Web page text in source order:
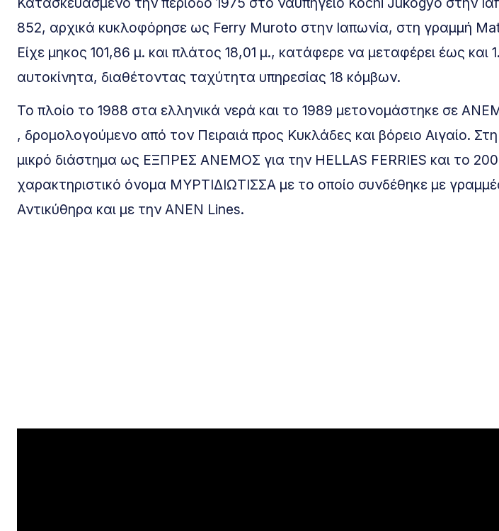
852, αρχικά κυκλοφόρησε ως Ferry Muroto στην Ιαπωνία, στη γραμμή
Είχε μηκος 101,86 μ. και πλάτος 18,01 μ., κατάφερε να μεταφέρει έως και
αυτοκίνητα, διαθέτοντας ταχύτητα υπηρεσίας 18 κόμβων.
Το πλοίο το 1988 στα ελληνικά νερά και το 1989 μετονομάστηκε σε
, δρομολογούμενο από τον Πειραιά προς Κυκλάδες και βόρειο Αιγαίο.
μικρό διάστημα ως ΕΞΠΡΕΣ ΑΝΕΜΟΣ για την HELLAS FERRIES και το
χαρακτηριστικό όνομα ΜΥΡΤΙΔΙΩΤΙΣΣΑ με το οποίο συνδέθηκε με
Αντικύθηρα και με την ANEN Lines.